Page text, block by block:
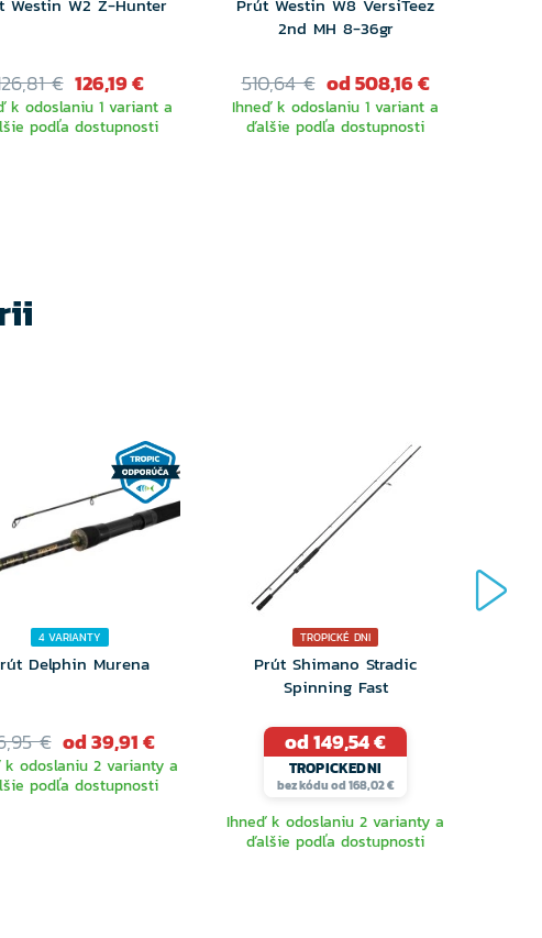
€ 126,19 €
k odoslaniu 1 variant a
podľa dostupnosti
2nd MH 8-36gr
510,64 € od 508,16 €
Ihneď k odoslaniu 1 variant a
ďalšie podľa dostupnosti
4 VARIANTY
Delphin Murena
€ od 39,91 €
k odoslaniu 2 varianty a
podľa dostupnosti
TROPICKÉ DNI
Prút Shimano Stradic
Spinning Fast
od 149,54 €
TROPICKEDNI
bez kódu od 168,02 €
Ihneď k odoslaniu 2 varianty a
ďalšie podľa dostupnosti